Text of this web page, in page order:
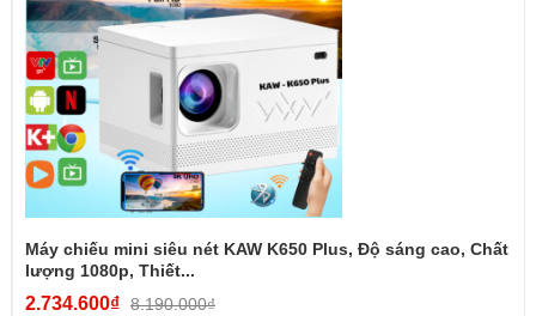
Máy chiếu mini siêu nét KAW K650 Plus, Độ sáng cao, Chất
lượng 1080p, Thiết...
2.734.600₫ 8.190.000₫